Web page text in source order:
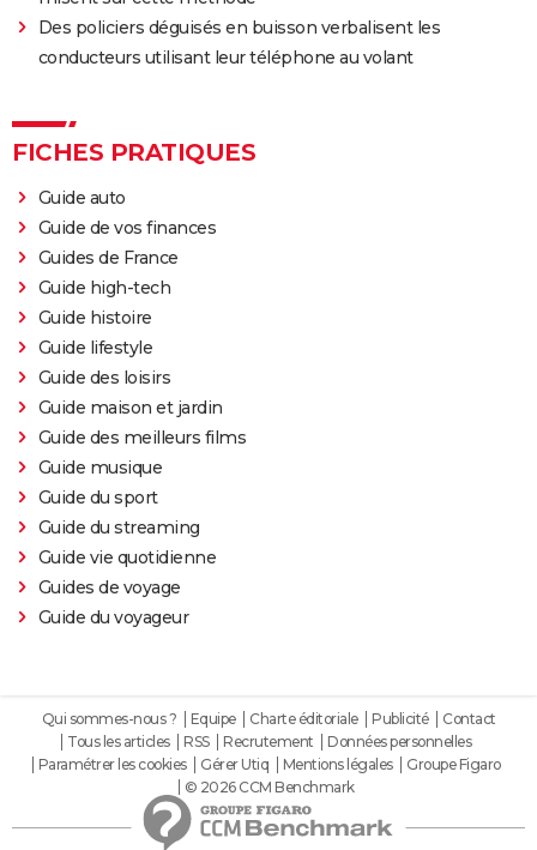
Des policiers déguisés en buisson verbalisent les
conducteurs utilisant leur téléphone au volant
FICHES PRATIQUES
Guide auto
Guide de vos finances
Guides de France
Guide high-tech
Guide histoire
Guide lifestyle
Guide des loisirs
Guide maison et jardin
Guide des meilleurs films
Guide musique
Guide du sport
Guide du streaming
Guide vie quotidienne
Guides de voyage
Guide du voyageur
Qui sommes-nous ? Equipe Charte éditoriale Publicité
Contact
Tous les articles
RSS Recrutement
Données personnelles
Paramétrer les cookies
Gérer Utiq Mentions légales
Groupe Figaro
© 2026 CCM Benchmark